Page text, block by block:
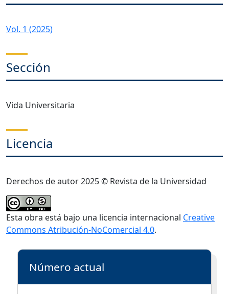
Vol. 1 (2025)
Sección
Vida Universitaria
Licencia
Derechos de autor 2025 © Revista de la Universidad
Esta obra está bajo una licencia internacional Creative
Commons Atribución-NoComercial 4.0.
Número actual